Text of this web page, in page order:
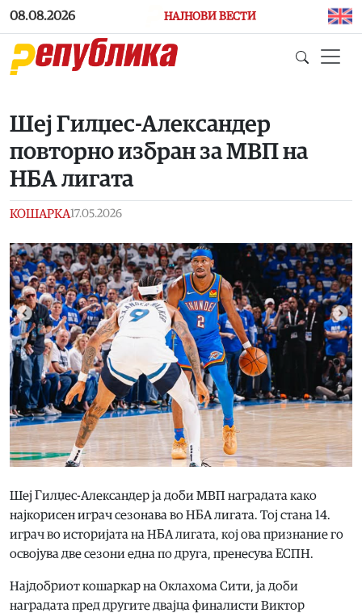
Skip to main content
08.08.2026 НАЈНОВИ ВЕСТИ
Шеј Гилџес-Александер
повторно избран за МВП на
НБА лигата
КОШАРКА17.05.2026
Шеј Гилџес-Александер ја доби МВП наградата како
најкорисен играч сезонава во НБА лигата. Тој стана 14.
играч во историјата на НБА лигата, кој ова признание го
освојува две сезони една по друга, пренесува ЕСПН.
Најдобриот кошаркар на Оклахома Сити, ја доби
наградата пред другите двајца финалисти Виктор